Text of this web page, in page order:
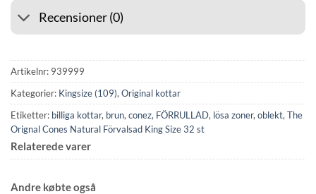
Recensioner (0)
Artikelnr: 939999
Kategorier: Kingsize (109),Original kottar
Etiketter: billiga kottar, brun,conez, FÖRRULLAD, lösa zoner,oblekt,The
Orignal Cones Natural Förvalsad King Size 32 st
Relaterede varer
Andre købte også